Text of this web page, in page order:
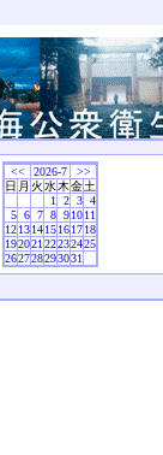
<< 2026-7
>>
日 月 火水木金土
1 2 3 4
5 6 7 8 91011
12131415161718
19202122232425
262728293031